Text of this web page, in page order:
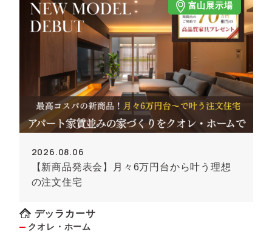
富山展示場
2026.08.06
【新商品発表会】月々6万円台から叶う理想
の注文住宅
デッラカーサ
クオレ・ホーム